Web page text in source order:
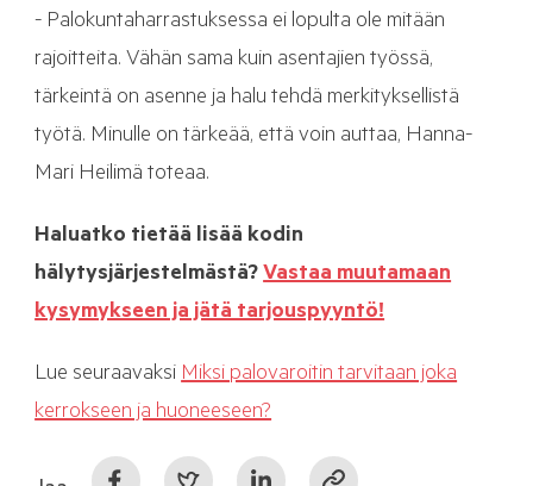
- Palokuntaharrastuksessa ei lopulta ole mitään
rajoitteita. Vähän sama kuin asentajien työssä,
tärkeintä on asenne ja halu tehdä merkityksellistä
työtä. Minulle on tärkeää, että voin auttaa, Hanna-
Mari Heilimä toteaa.
Haluatko tietää lisää kodin
hälytysjärjestelmästä? Vastaa muutamaan
kysymykseen ja jätä tarjouspyyntö!
Lue seuraavaksi Miksi palovaroitin tarvitaan joka
kerrokseen ja huoneeseen?